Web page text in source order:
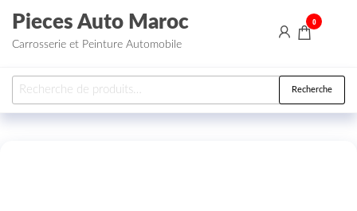
Aller au contenu
Pieces Auto Maroc
Carrosserie et Peinture Automobile
0
Recherche pour : Recherche